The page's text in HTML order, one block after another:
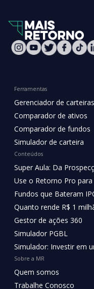
Ferramentas
Gerenciador de carteiras
Comparador de ativos
Comparador de fundos
Simulador de carteira
Conteúdos
Super Aula: Da
Use o Retorno Pro
Fundos que Bateram
Quanto rende R$ 1
Gestor de ações 360
Simulador PGBL
Simulador: Investir em
Sobre a MR
Quem somos
Trabalhe Conosco